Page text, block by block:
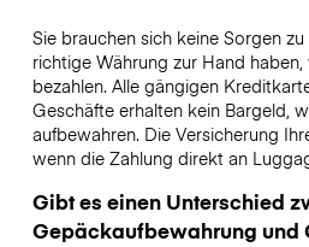
Sie brauchen sich keine Sorgen
richtige Währung zur Hand
bezahlen. Alle gängigen
Geschäfte erhalten kein Bargeld,
aufbewahren. Die Versicherung
wenn die Zahlung direkt an
Gibt es einen Unterschied
Gepäckaufbewahrung und